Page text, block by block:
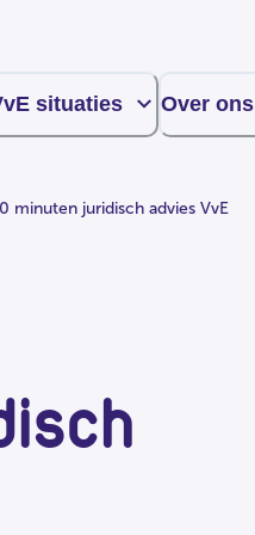
situaties Over ons
minuten juridisch advies VvE